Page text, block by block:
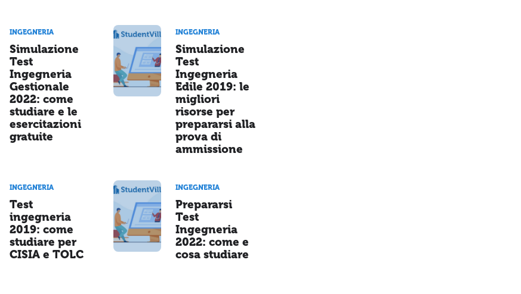
INGEGNERIA
Simulazione
Test
Ingegneria
Gestionale
2022: come
studiare e le
esercitazioni
gratuite
INGEGNERIA
Simulazione
Test
Ingegneria
Edile 2019: le
migliori
risorse per
prepararsi alla
prova di
ammissione
INGEGNERIA
Test
ingegneria
2019: come
studiare per
CISIA e TOLC
INGEGNERIA
Prepararsi
Test
Ingegneria
2022: come e
cosa studiare